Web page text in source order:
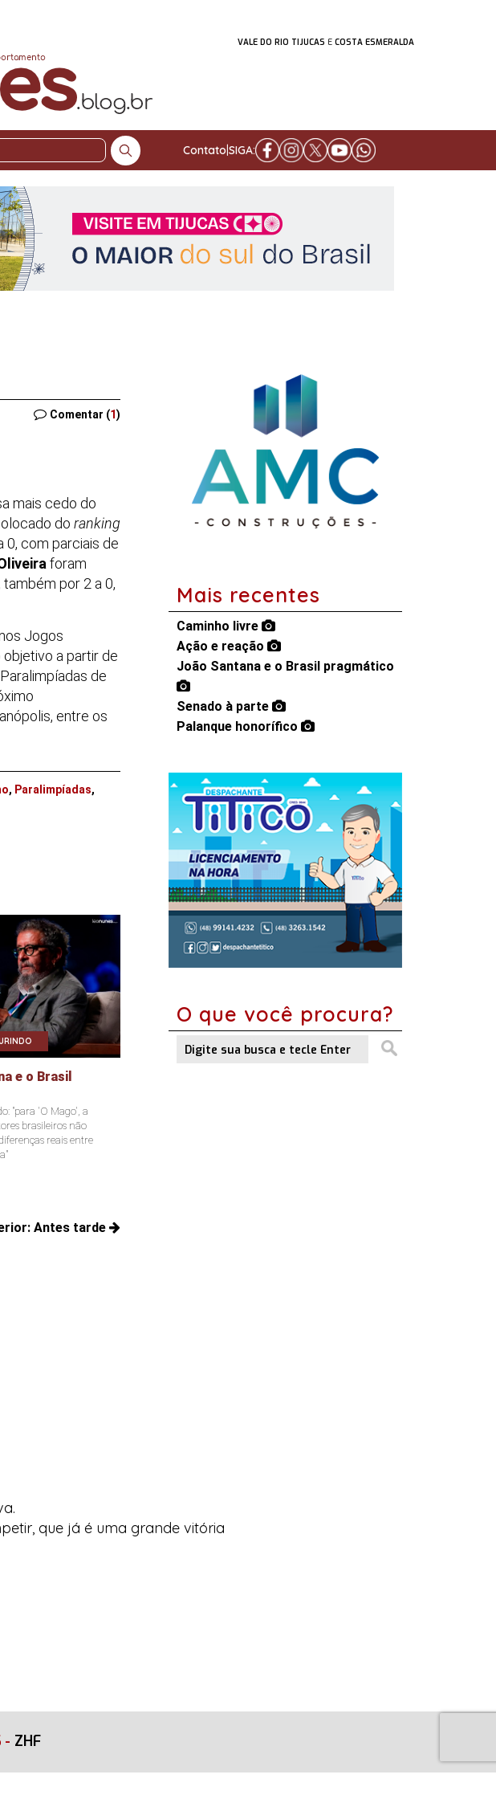
VALE DO RIO TIJUCAS E COSTA ESMERALDA
Contato SIGA:
Comentar (1)
mais cedo do
do ranking
0, com parciais de
foram
também por 2 a 0,
Jogos
a partir de
de
entre os
, Paralimpíadas,
e o Brasil
"para 'O Mago', a
brasileiros não
reais entre
Antes tarde
Mais recentes
Caminho livre
Ação e reação
João Santana e o Brasil pragmático
Senado à parte
Palanque honorífico
O que você procura?
que já é uma grande vitória
- ZHF